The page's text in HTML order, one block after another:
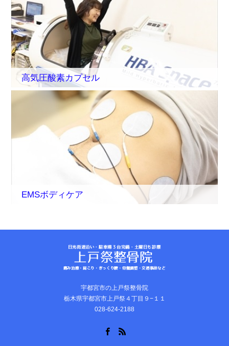
高気圧酸素カプセル
EMSボディケア
宇都宮市の上戸祭整骨院
栃木県宇都宮市上戸祭４丁目９−１１
028-624-2188